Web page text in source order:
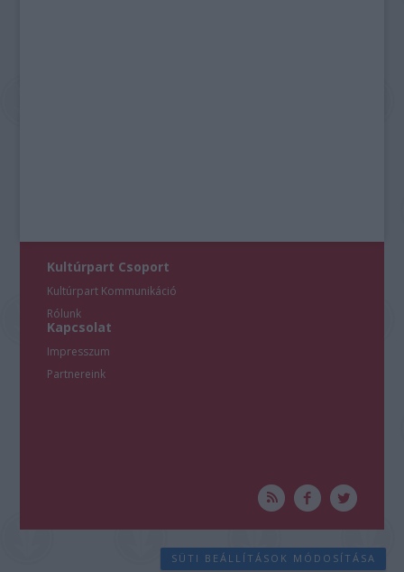
Kultúrpart Csoport
Kultúrpart Kommunikáció
Rólunk
Kapcsolat
Impresszum
Partnereink
SÜTI BEÁLLÍTÁSOK MÓDOSÍTÁSA